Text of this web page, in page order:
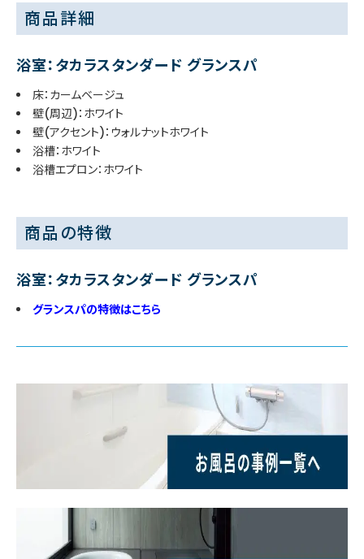
商品詳細
浴室：タカラスタンダード グランスパ
床：カームベージュ
壁(周辺)：ホワイト
壁(アクセント)：ウォルナットホワイト
浴槽：ホワイト
浴槽エプロン：ホワイト
商品の特徴
浴室：タカラスタンダード グランスパ
グランスパの特徴はこちら